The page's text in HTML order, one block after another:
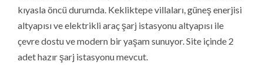
kıyasla öncü durumda. Kekliktepe villaları, güneş enerjisi
altyapısı ve elektrikli araç şarj istasyonu altyapısı ile
çevre dostu ve modern bir yaşam sunuyor. Site içinde 2
adet hazır şarj istasyonu mevcut.